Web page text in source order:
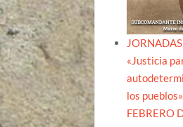
«Justicia
los
FEBRERO